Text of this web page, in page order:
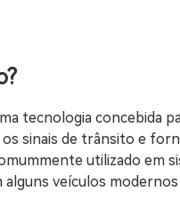
tecnologia concebida
sinais de trânsito e
utilizado em
alguns veículos modernos